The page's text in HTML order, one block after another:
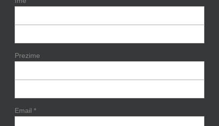
Prezime
Email *